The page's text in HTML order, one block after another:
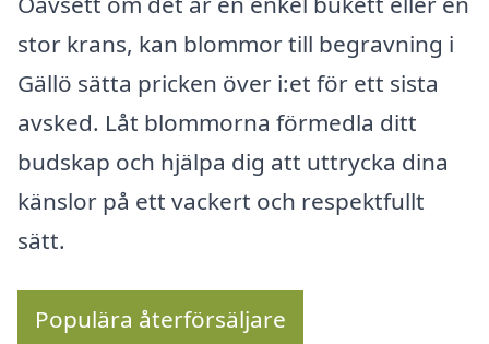
stor krans, kan blommor till begravning i
Gällö sätta pricken över i:et för ett sista
avsked. Låt blommorna förmedla ditt
budskap och hjälpa dig att uttrycka dina
känslor på ett vackert och respektfullt
sätt.
Populära återförsäljare